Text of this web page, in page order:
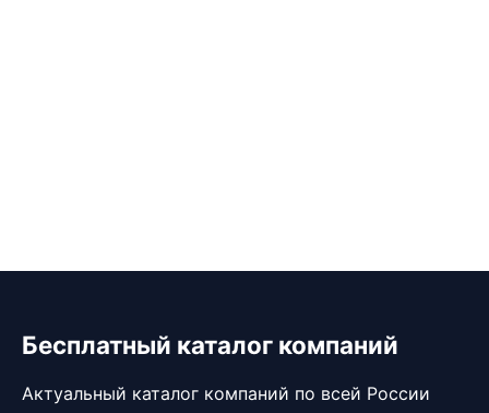
Бесплатный каталог компаний
Актуальный каталог компаний по всей России